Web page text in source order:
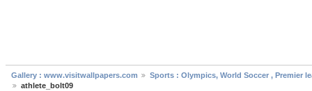
Gallery : www.visitwallpapers.com
Sports : Olympics, World Soccer , Premier
athlete_bolt09